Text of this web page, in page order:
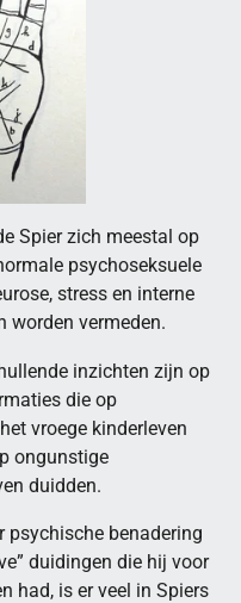
Spier zich meestal op
psychoseksuele
stress en interne
worden vermeden.
inzichten zijn op
die op
vroege kinderleven
ongunstige
duidden.
psychische benadering
duidingen die hij voor
had, is er veel in Spiers